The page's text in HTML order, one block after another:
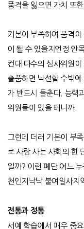
품격을 잃으면 가치 또
기본이 부족하여 품격
이 될 수 있을지언정 안
컨대 다수의 심사위원
출품하면 낙선할 수밖에
가 반드시 들춘다. 능력
위원들이 있을 테니까.
그런데 더러 기본이 부
로 사람 사는 사회의 한
일까? 이런 폐단 어느
천인지낙낙 불여일사지
전통과 정통
서예 학습에서 매우 중